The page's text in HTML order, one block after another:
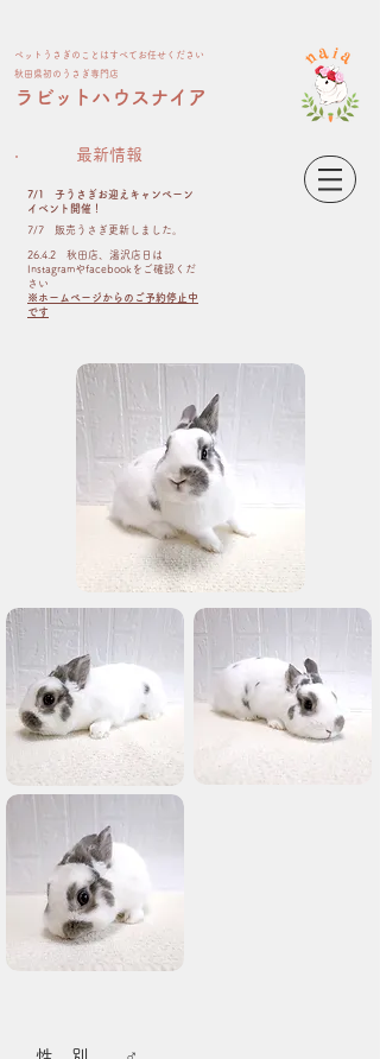
ペット​うさぎのことはすべてお任せください
​秋田県初のうさぎ専門店
​ラビットハウスナイア
最新情報
7/1 子うさぎお迎えキャンペーン
イベント開催！
​7/7 販売うさぎ更新しました。
26.4.2 秋田店、湯沢店日は
Instagramやfacebookをご確認くだ
さい
※ホームページからのご予約停止中
です